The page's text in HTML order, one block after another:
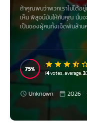
ถ้าคุณพบว่าพวกเราไม่ได้อ
เห็น พิสูจน์มันให้กับคุณ นั่นจ
เป็นของผู้คนทั้งเจ็ดพันล้าน
75 (4votes, average:
Unknown 2026